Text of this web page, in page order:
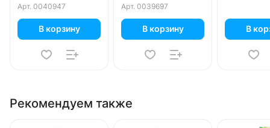
Арт. 0040947
В корзину
Арт. 0039697
В корзину В
Рекомендуем также